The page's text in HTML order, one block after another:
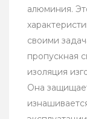
алюминия.
своими
пропускная
изоляция
Она